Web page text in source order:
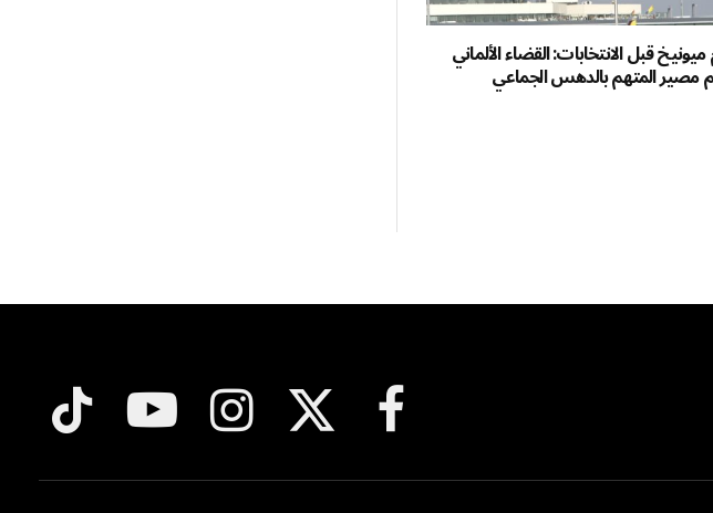
قبل الانتخابات: القضاء الألماني
المتهم بالدهس الجماعي
فيسبوك X الانستغرام يوتيوب تيكتوك